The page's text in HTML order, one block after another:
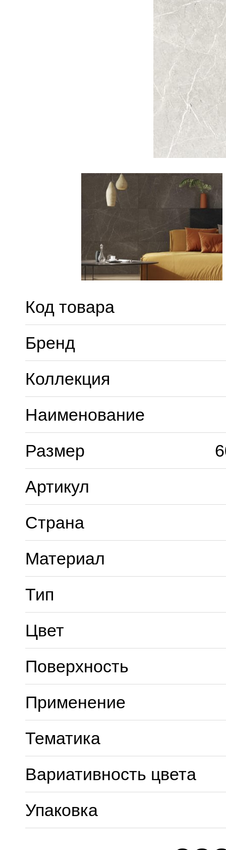
Код товара
Бренд
Коллекция
Наименование
Размер
Артикул
Страна
Материал
Тип
Цвет
Поверхность
Применение
Тематика
Вариативность цвета
Упаковка